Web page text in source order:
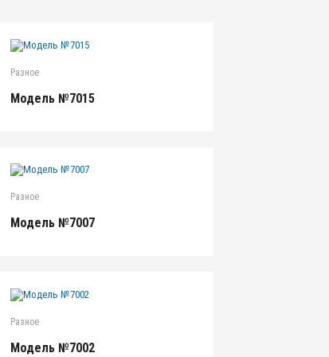
Разное
Модель №7015
Разное
Модель №7007
Разное
Модель №7002